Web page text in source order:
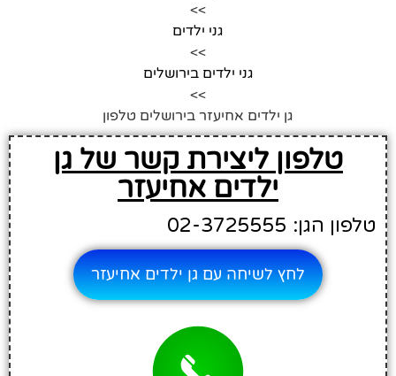
>>
גני ילדים
>>
גני ילדים בירושלים
>>
גן ילדים אחיעזר בירושלים טלפון
טלפון ליצירת קשר של גן
ילדים אחיעזר
טלפון הגן: 02-3725555
לחץ לשיחה עם גן ילדים אחיעזר